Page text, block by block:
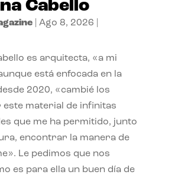
Cabello
| Ago 8, 2026
es arquitecta, «a mi
está enfocada en la
2020, «cambié los
este material de infinitas
que me ha permitido, junto
encontrar la manera de
Le pedimos que nos
es para ella un buen día de